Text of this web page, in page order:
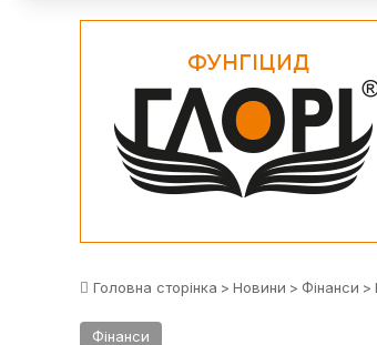
Головна сторінка > Новини > Фінанси >
Фінанси